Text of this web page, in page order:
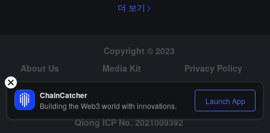
더 보기
Copyright © 2023
About Us
Media Kit
Privacy Policy
Risk Warning
Hiring
Qiong ICP No. 2021009392
ChainCatcher
Building the Web3 world with innovations. Launch App